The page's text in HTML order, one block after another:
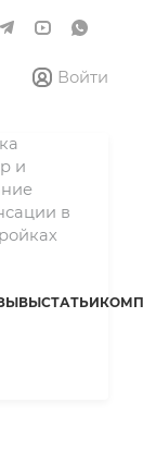
Войти
и
в
СТАТЬИ